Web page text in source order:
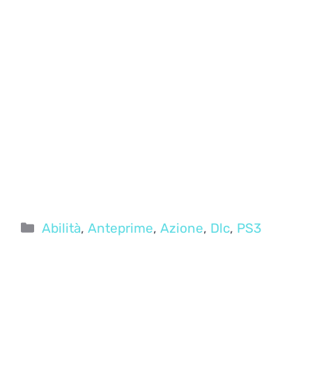
Categorie
Abilità,Anteprime,Azione, Dlc, PS3